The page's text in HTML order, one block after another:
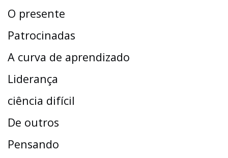
O presente
Patrocinadas
A curva de aprendizado
Liderança
ciência difícil
De outros
Pensando